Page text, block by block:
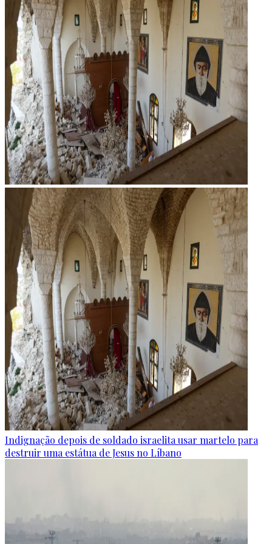
Indignação depois de soldado israelita usar martelo para
destruir uma estátua de Jesus no Líbano